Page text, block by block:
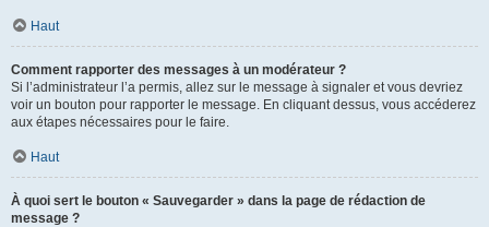
Haut
Comment rapporter des messages à un modérateur ?
Si l’administrateur l’a permis, allez sur le message à signaler et vous devriez
voir un bouton pour rapporter le message. En cliquant dessus, vous accéderez
aux étapes nécessaires pour le faire.
Haut
À quoi sert le bouton « Sauvegarder » dans la page de rédaction de
message ?